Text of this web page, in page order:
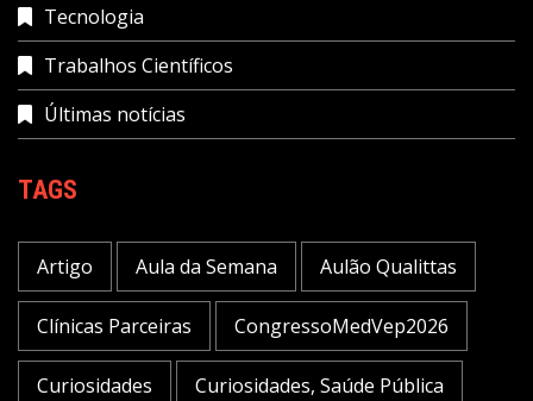
Tecnologia
Trabalhos Científicos
Últimas notícias
TAGS
Artigo Aula da Semana Aulão Qualittas
Clínicas Parceiras CongressoMedVep2026
Curiosidades Curiosidades, Saúde Pública